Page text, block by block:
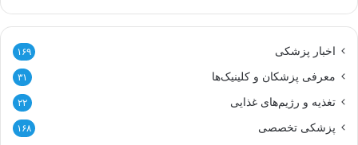
اخبار پزشکی ۱۶۹
معرفی پزشکان و کلینیک‌ها ۳۱
تغذیه و رژیم‌های غذایی ۲۲
پزشکی تخصصی ۱۶۸